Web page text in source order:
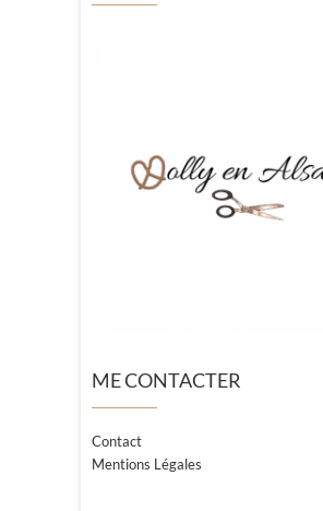
ME CONTACTER
Contact
Mentions Légales